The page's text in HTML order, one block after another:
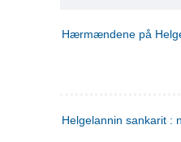
Hærmændene på
Helgelannin sankarit :